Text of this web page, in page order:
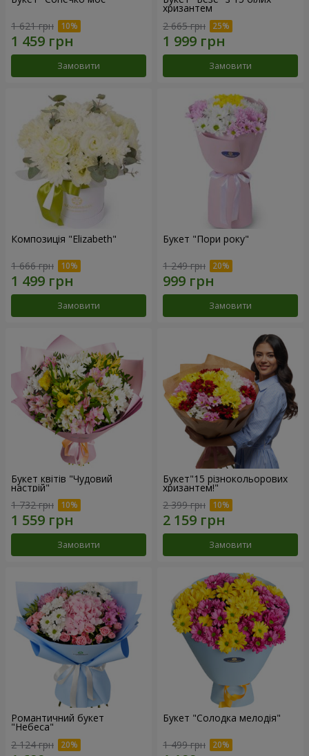
1 621 грн
Замовити
хризантем
2 665 грн
Замовити
Композиція "Elizabeth"
1 666 грн
Замовити
Букет "Пори року"
1 249 грн
Замовити
Букет квітів "Чудовий
настрій"
1 732 грн
Замовити
Букет"15 різнокольорових
хризантем!"
2 399 грн
Замовити
Романтичний букет
"Небеса"
2 124 грн
Букет "Солодка мелодія"
1 499 грн